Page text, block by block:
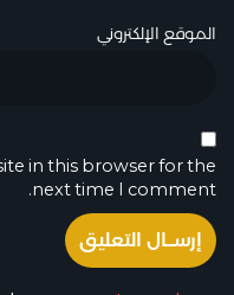
الموقع الإلكتروني
in this browser for the
next time I comment.